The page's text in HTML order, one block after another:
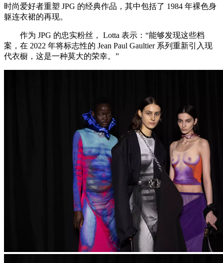
时尚爱好者重塑 JPG 的经典作品，其中包括了 1984 年裸色身
躯连衣裙的再现。
作为 JPG 的忠实粉丝， Lotta 表示：“能够发现这些档
案，在 2022 年将标志性的 Jean Paul Gaultier 系列重新引入现
代衣橱，这是一种莫大的荣幸。”